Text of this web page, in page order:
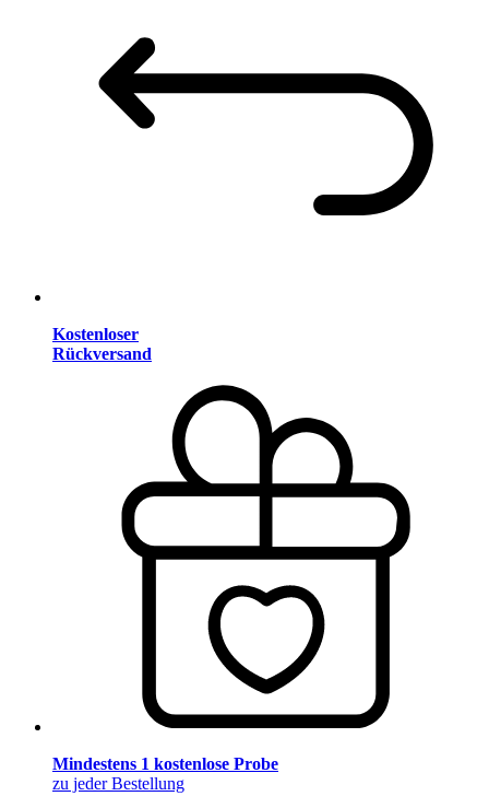
Kostenloser
Rückversand
Mindestens 1 kostenlose Probe
zu jeder Bestellung